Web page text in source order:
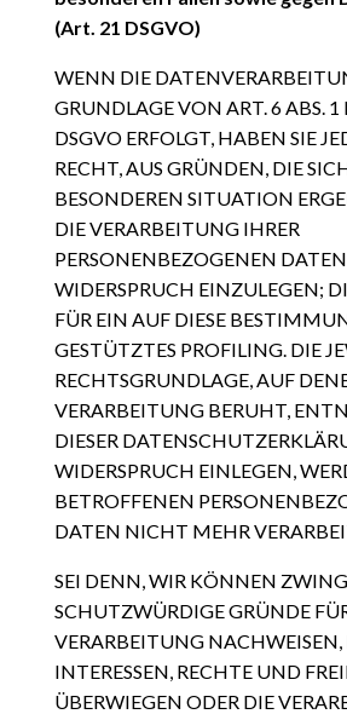
(Art. 21 DSGVO)
WENN DIE
GRUNDLAGE VON ART. 6 ABS. 1
DSGVO ERFOLGT, HABEN SIE
RECHT, AUS GRÜNDEN, DIE
BESONDEREN SITUATION
DIE VERARBEITUNG IHRER
PERSONENBEZOGENEN DATEN
WIDERSPRUCH EINZULEGEN;
FÜR EIN AUF DIESE
GESTÜTZTES PROFILING. DIE
RECHTSGRUNDLAGE, AUF
VERARBEITUNG BERUHT,
DIESER
WIDERSPRUCH EINLEGEN,
BETROFFENEN
DATEN NICHT MEHR
SEI DENN, WIR KÖNNEN
SCHUTZWÜRDIGE GRÜNDE
VERARBEITUNG NACHWEISEN,
INTERESSEN, RECHTE UND
ÜBERWIEGEN ODER DIE